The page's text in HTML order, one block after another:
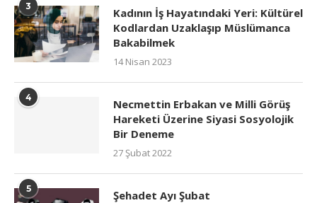
3
Kadının İş Hayatındaki Yeri: Kültürel
Kodlardan Uzaklaşıp Müslümanca
Bakabilmek
14 Nisan 2023
4
Necmettin Erbakan ve Milli Görüş
Hareketi Üzerine Siyasi Sosyolojik
Bir Deneme
27 Şubat 2022
5 Şehadet Ayı Şubat